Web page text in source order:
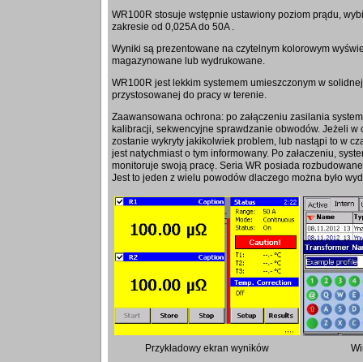
WR100R stosuje wstępnie ustawiony poziom prądu,
zakresie od 0,025A do 50A .
Wyniki są prezentowane na czytelnym kolorowym
magazynowane lub wydrukowane.
WR100R jest lekkim systemem umieszczonym w
przystosowanej do pracy w terenie.
Zaawansowana ochrona: po załączeniu zasilania
kalibracji, sekwencyjne sprawdzanie obwodów. Jeżeli w
zostanie wykryty jakikolwiek problem, lub nastąpi to w
jest natychmiast o tym informowany. Po załaczeniu,
monitoruje swoją pracę. Seria WR posiada
Jest to jeden z wielu powodów dlaczego można było
Przykładowy ekran wyników